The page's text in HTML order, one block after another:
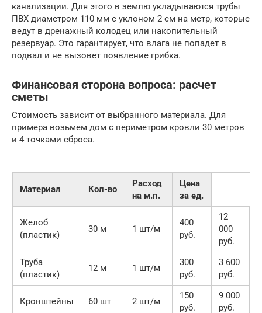
канализации. Для этого в землю укладываются трубы
ПВХ диаметром 110 мм с уклоном 2 см на метр, которые
ведут в дренажный колодец или накопительный
резервуар. Это гарантирует, что влага не попадет в
подвал и не вызовет появление грибка.
Финансовая сторона вопроса: расчет
сметы
Стоимость зависит от выбранного материала. Для
примера возьмем дом с периметром кровли 30 метров
и 4 точками сброса.
Материал Кол-во
Расход
на м.п.
Цена
за ед.
Желоб
(пластик)
30 м 1 шт/м
400
руб.
12
000
руб.
Труба
(пластик)
12 м 1 шт/м
300
руб.
3 600
руб.
Кронштейны 60 шт 2 шт/м
150
руб.
9 000
руб.